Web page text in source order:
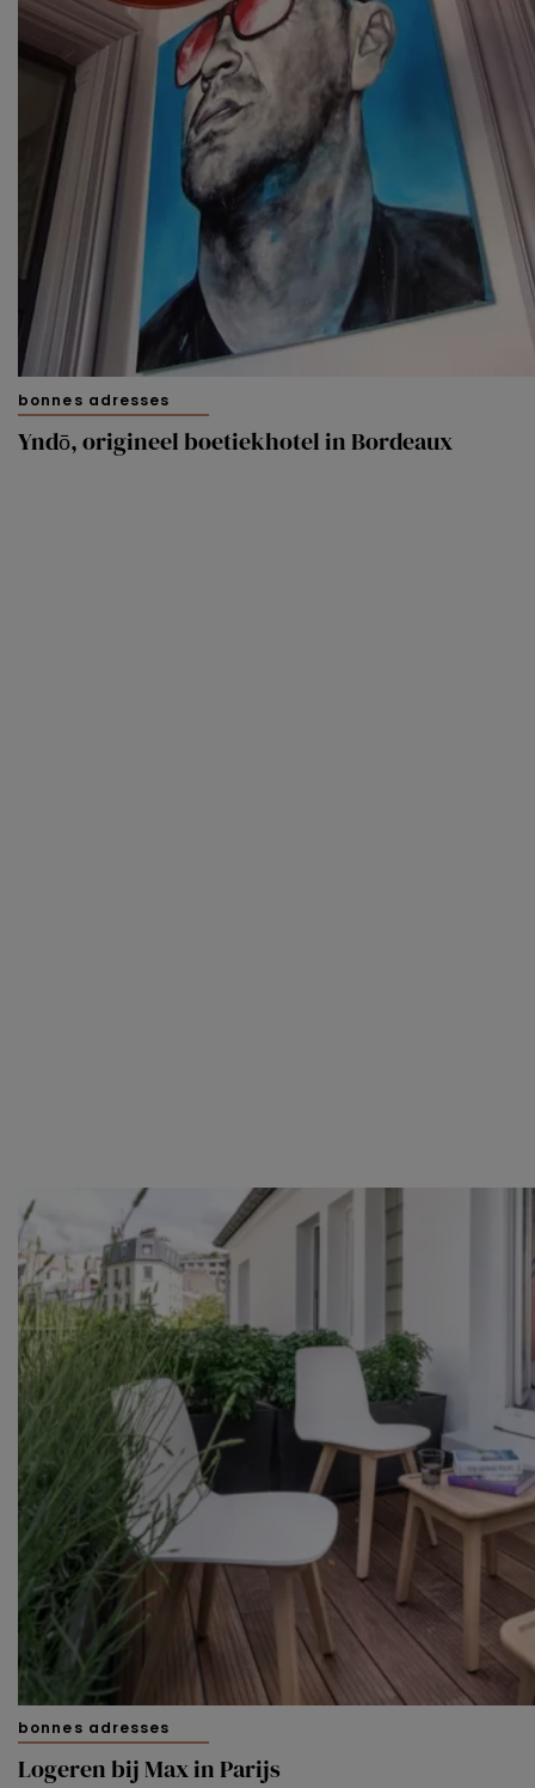
bonnes adresses
Yndō, origineel boetiekhotel in Bordeaux
bonnes adresses
Logeren bij Max in Parijs